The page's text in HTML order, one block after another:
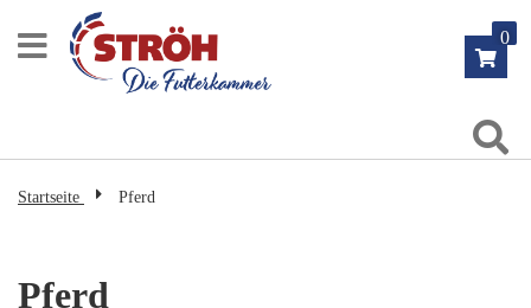
Inhalt
0
Startseite Pferd
Pferd